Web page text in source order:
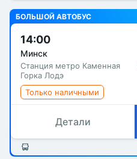
БОЛЬШОЙ АВТОБУС
14:00
Минск
Станция метро Каменная
Горка Лодэ
Только наличными
Детали